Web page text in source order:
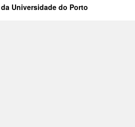
Universidade do Porto